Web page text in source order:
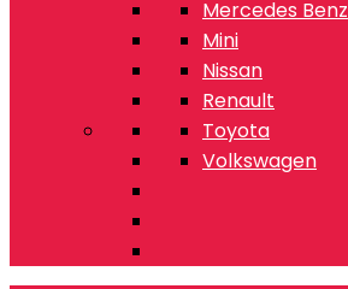
Mercedes Benz
Mini
Nissan
Renault
Toyota
Volkswagen